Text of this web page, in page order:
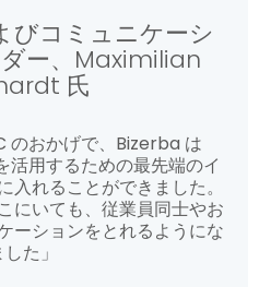
びコミュニケーシ
ー、Maximilian
氏
のおかげで、Bizerba は
用するための最先端のイ
入れることができました。
にいても、従業員同士やお
ーションをとれるようにな
た」